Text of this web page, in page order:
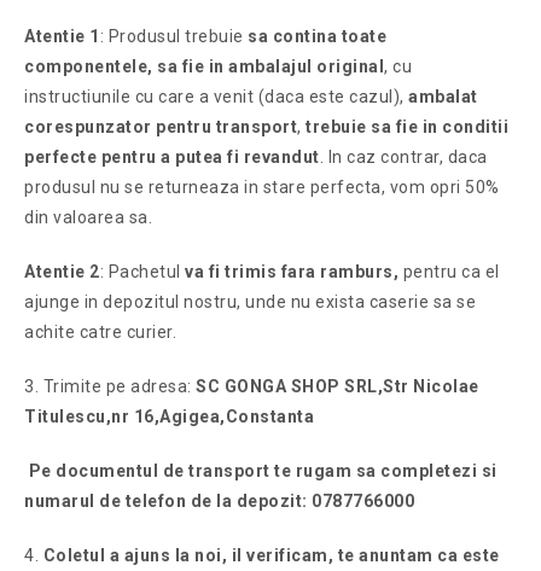
Atentie 1 : Produsul trebuie sa contina toate
componentele, sa fie in ambalajul original , cu
instructiunile cu care a venit (daca este cazul), ambalat
corespunzator pentru transport, trebuie sa fie in conditii
perfecte pentru a putea fi revandut . In caz contrar, daca
produsul nu se returneaza in stare perfecta, vom opri 50%
din valoarea sa.
Atentie 2: Pachetul va fi trimis fara ramburs, pentru ca el
ajunge in depozitul nostru, unde nu exista caserie sa se
achite catre curier.
3. Trimite pe adresa: SC GONGA SHOP SRL,Str Nicolae
Titulescu,nr 16,Agigea,Constanta
Pe documentul de transport te rugam sa completezi si
numarul de telefon de la depozit: 0787766000
4. Coletul a ajuns la noi, il verificam, te anuntam ca este